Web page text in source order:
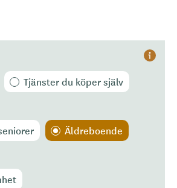
Hjälp
Tjänster du köper själv
Äldreboende